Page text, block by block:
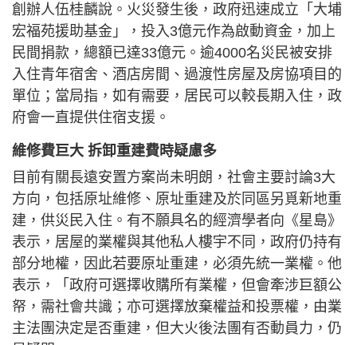
創辦人伍桂麟說。火災發生後，政府迅速成立「大埔
宏福苑援助基金」，投入3億元作為啟動資金，加上
民間捐款，總額已達33億元。逾4000名災民被安排
入住青年宿舍、酒店房間、過渡性房屋及房協項目的
單位；當局指，如有需要，居民可以較長期入住，政
府會一直提供住宿支援。
維修費巨大 拆卸重建費時疑慮多
目前有關長遠安置方案尚未明朗，社會主要討論3大
方向，包括原址維修、原址重建及於同區另覓新地重
建，供災民入住。有不願具名的經濟學者向《星島》
表示，居屋的業權與其他私人樓宇不同，政府仍持有
部分地權，因此若要原址重建，必須先統一業權。他
表示，「政府可選擇收購所有業權，但會牽涉巨額公
帑，需社會共識；亦可選擇放棄權益和投票權，由業
主法團決定是否重建，但大火後法團有否動員力，仍